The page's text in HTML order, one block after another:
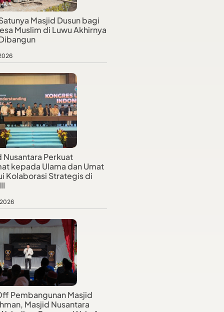
Masjid Dusun bagi
Muslim di Luwu Akhirnya
Nusantara Perkuat
kepada Ulama dan Umat
Kolaborasi Strategis di
Pembangunan Masjid
Masjid Nusantara